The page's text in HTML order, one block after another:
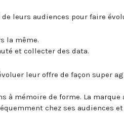
leurs audiences pour faire
la même.
et collecter des data.
leur offre de façon super
à mémoire de forme. La
chez ses audiences